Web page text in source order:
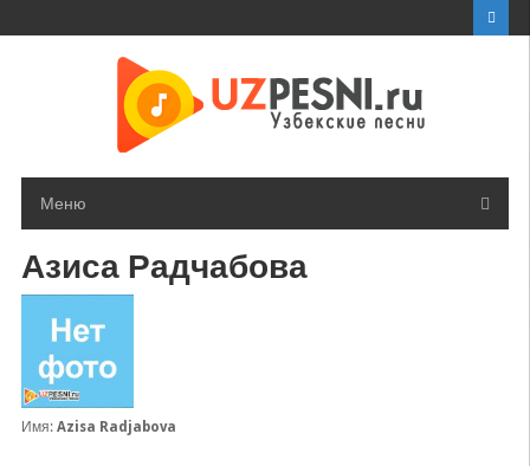
Меню
Азиса Радчабова
Имя: Azisa Radjabova